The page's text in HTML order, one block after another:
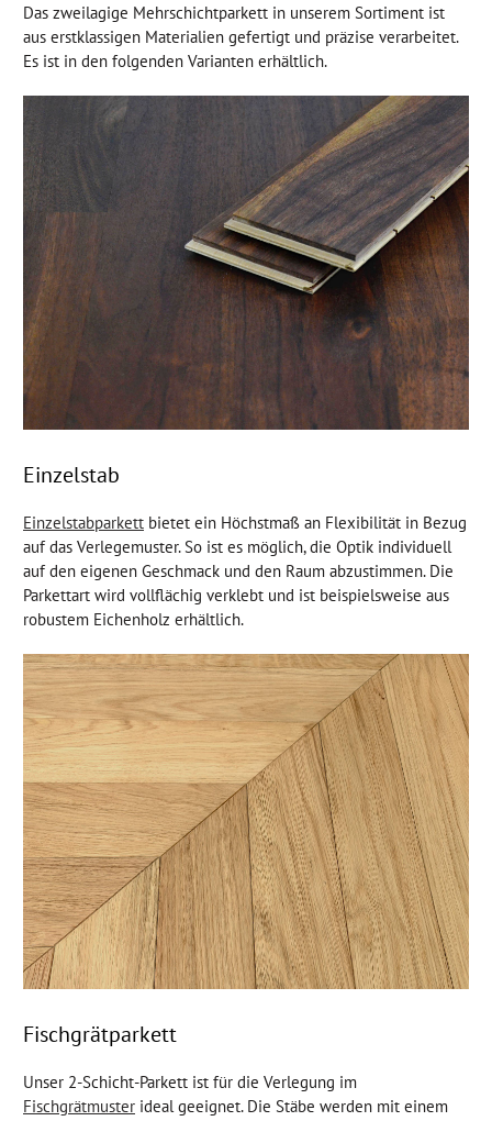
Das zweilagige Mehrschichtparkett in unserem Sortiment ist
aus erstklassigen Materialien gefertigt und präzise verarbeitet.
Es ist in den folgenden Varianten erhältlich.
Einzelstab
Einzelstabparkett bietet ein Höchstmaß an Flexibilität in Bezug
auf das Verlegemuster. So ist es möglich, die Optik individuell
auf den eigenen Geschmack und den Raum abzustimmen. Die
Parkettart wird vollflächig verklebt und ist beispielsweise aus
robustem Eichenholz erhältlich.
Fischgrätparkett
Unser 2-Schicht-Parkett ist für die Verlegung im
Fischgrätmuster ideal geeignet. Die Stäbe werden mit einem